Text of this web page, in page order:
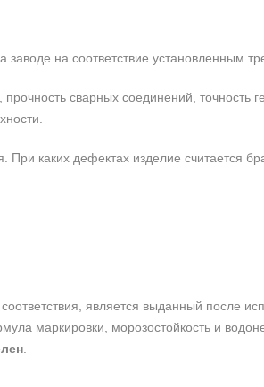
заводе на соответствие установленным
сварных соединений,
каких дефектах изделие считается
является выданный после
маркировки, морозостойкость и